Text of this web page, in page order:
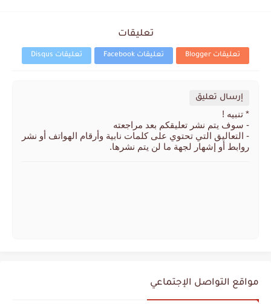
تعليقات
تعليقات Blogger تعليقات Facebook تعليقات Disqus
إرسال تعليق
* تنبيه !
- سوف يتم نشر تعليقكم بعد مراجعته
- التعاليق التي تحتوي على كلمات نابية وأرقام الهواتف أو نشر
روابط أو إشهار لجهة ما لن يتم نشرها.
مواقع التواصل الإجتماعي